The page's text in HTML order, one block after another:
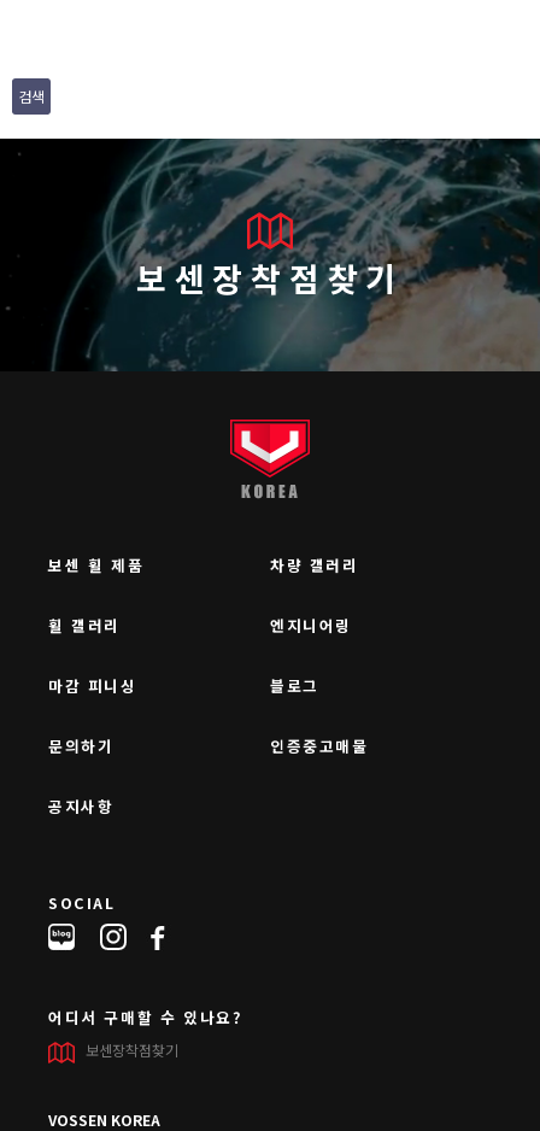
검색
보센장착점찾기
보센 휠 제품 차량 갤러리
휠 갤러리 엔지니어링
마감 피니싱 블로그
문의하기 인증중고매물
공지사항
SOCIAL
어디서 구매할 수 있나요?
보센장착점찾기
VOSSEN KOREA